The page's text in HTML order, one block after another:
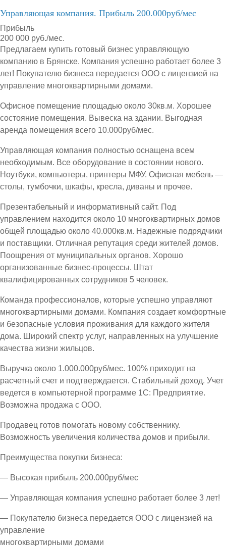
Управляющая компания. Прибыль 200.000руб/мес
Прибыль
200 000 руб./мес.
Предлагаем купить готовый бизнес управляющую
компанию в Брянске. Компания успешно работает более 3
лет! Покупателю бизнеса передается ООО с лицензией на
управление многоквартирными домами.
Офисное помещение площадью около 30кв.м. Хорошее
состояние помещения. Вывеска на здании. Выгодная
аренда помещения всего 10.000руб/мес.
Управляющая компания полностью оснащена всем
необходимым. Все оборудование в состоянии нового.
Ноутбуки, компьютеры, принтеры МФУ. Офисная мебель —
столы, тумбочки, шкафы, кресла, диваны и прочее.
Презентабельный и информативный сайт. Под
управлением находится около 10 многоквартирных домов
общей площадью около 40.000кв.м. Надежные подрядчики
и поставщики. Отличная репутация среди жителей домов.
Поощрения от муниципальных органов. Хорошо
организованные бизнес-процессы. Штат
квалифицированных сотрудников 5 человек.
Команда профессионалов, которые успешно управляют
многоквартирными домами. Компания создает комфортные
и безопасные условия проживания для каждого жителя
дома. Широкий спектр услуг, направленных на улучшение
качества жизни жильцов.
Выручка около 1.000.000руб/мес. 100% приходит на
расчетный счет и подтверждается. Стабильный доход. Учет
ведется в компьютерной программе 1С: Предприятие.
Возможна продажа с ООО.
Продавец готов помогать новому собственнику.
Возможность увеличения количества домов и прибыли.
Преимущества покупки бизнеса:
— Высокая прибыль 200.000руб/мес
— Управляющая компания успешно работает более 3 лет!
— Покупателю бизнеса передается ООО с лицензией на
управление
многоквартирными домами